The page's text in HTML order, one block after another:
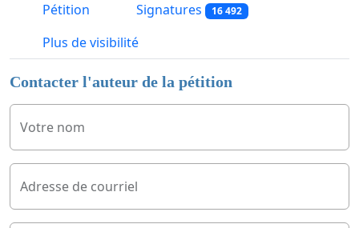
Pétition Signatures 16 492
Plus de visibilité
Contacter l'auteur de la pétition
Votre nom
Adresse de courriel